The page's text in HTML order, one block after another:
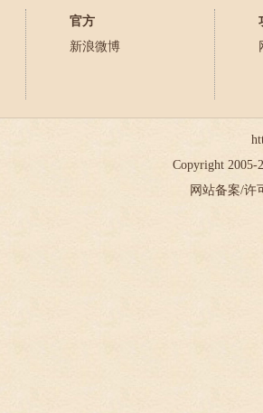
官方
新浪微博
Copyright 2005-
网站备案/许